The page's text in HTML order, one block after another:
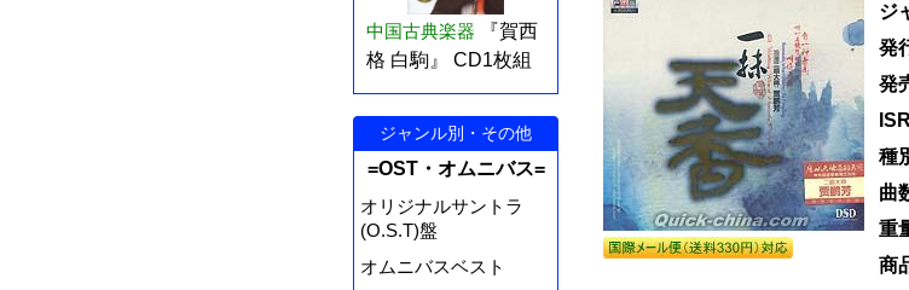
中国古典楽器
『賀西
格 白駒』 CD1枚組
ジャンル別・その他
=OST・オムニバス=
オリジナルサントラ
(O.S.T)盤
オムニバスベスト
ジ
発
発
種
曲
重
商